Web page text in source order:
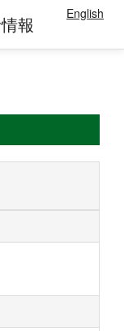
報 English